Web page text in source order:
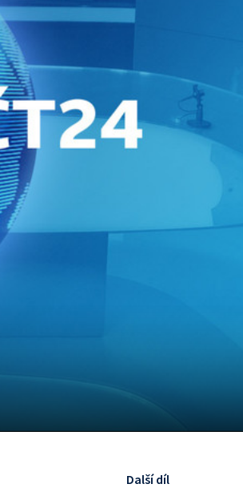
Další díl